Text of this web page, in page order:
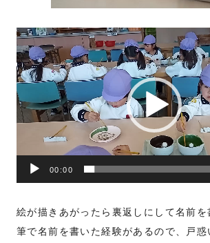
動
画
プ
レ
ー
00:00
絵が描きあがったら裏返しにして名前
筆で名前を書いた経験があるので、戸惑